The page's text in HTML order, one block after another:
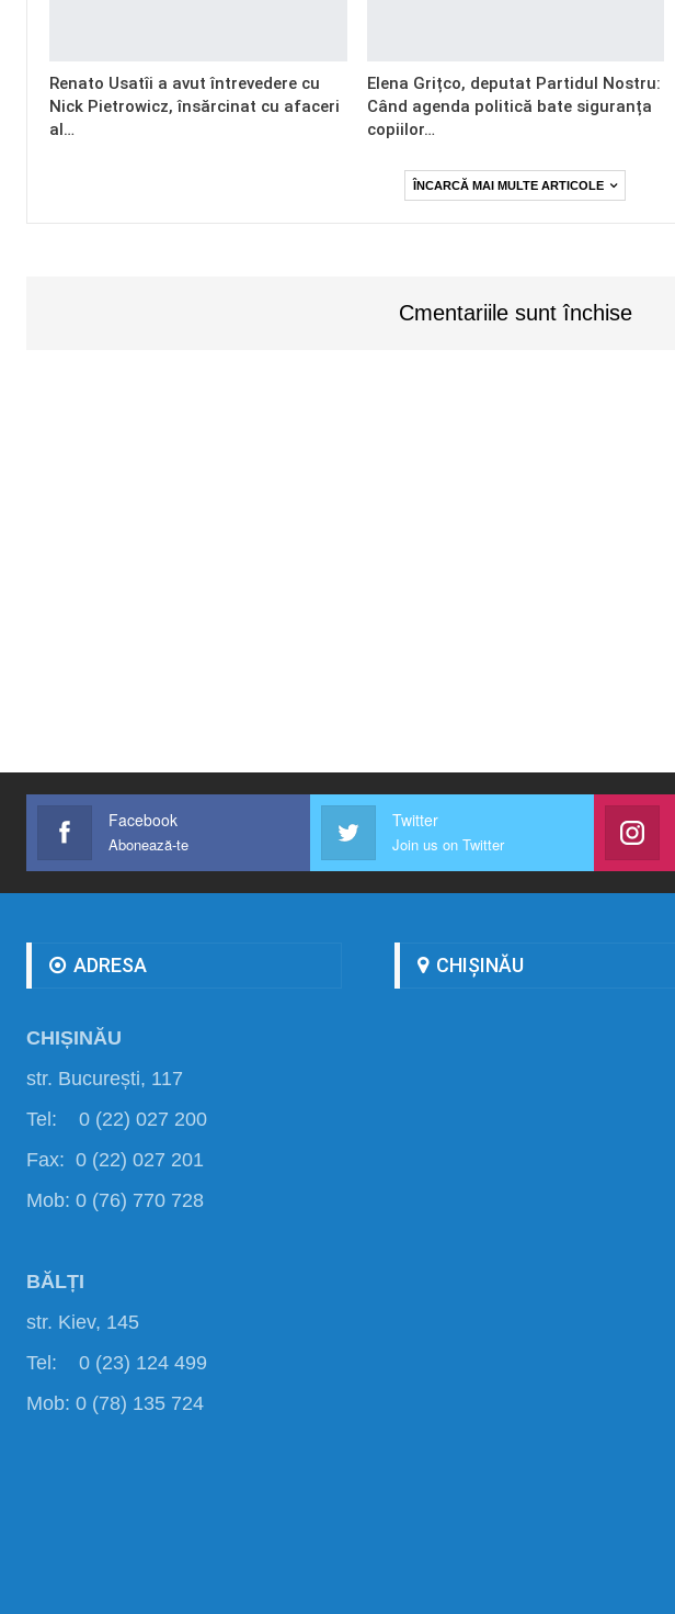
Renato Usatîi a avut întrevedere cu
Nick Pietrowicz, însărcinat cu afaceri
al…
Elena Grițco, deputat Partidul Nostru:
Când agenda politică bate siguranța
copiilor…
ÎNCARCĂ MAI MULTE ARTICOLE
Cmentariile sunt închise
Facebook
Abonează-te
Twitter
Join us on Twitter
ADRESA
CHIȘINĂU
str. București, 117
Tel: 0 (22) 027 200
Fax: 0 (22) 027 201
Mob: 0 (76) 770 728
BĂLȚI
str. Kiev, 145
Tel: 0 (23) 124 499
Mob: 0 (78) 135 724
CHIȘINĂU